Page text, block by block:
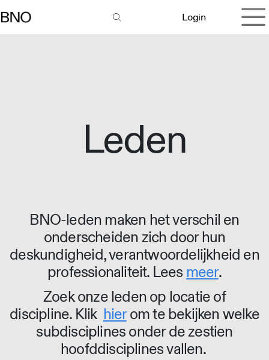
Login
Leden
BNO-leden maken het verschil en
onderscheiden zich door hun
deskundigheid, verantwoordelijkheid en
professionaliteit. Lees meer.
Zoek onze leden op locatie of
discipline. Klik hierom te bekijken welke
subdisciplines onder de zestien
hoofddisciplines vallen.